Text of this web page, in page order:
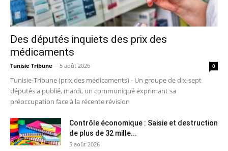
Des députés inquiets des prix des
médicaments
Tunisie Tribune - 5 août 2026 0
Tunisie-Tribune (prix des médicaments) - Un groupe de dix-sept
députés a publié, mardi, un communiqué exprimant sa
préoccupation face à la récente révision
Contrôle économique : Saisie et destruction
de plus de 32 mille...
5 août 2026